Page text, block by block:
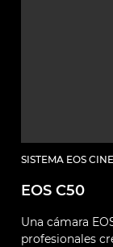
SISTEMA EOS
EOS C50
Una cámara
profesionales